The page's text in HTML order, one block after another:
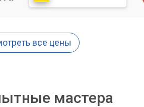
могут усугубить ситуацию.»
опытом и инструментами для быстрой
функцию копирования и
все цены
мастера